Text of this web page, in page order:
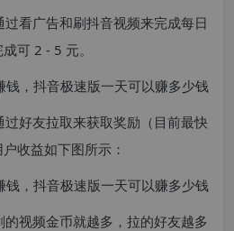
过看广告和刷抖音视频来完成每日
可 2 - 5 元。
过好友拉取来获取奖励（目前最快
收益如下图所示：
视频金币就越多，拉的好友越多